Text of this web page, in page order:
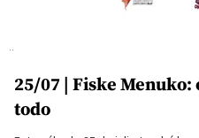
25/07 | Fiske
todo